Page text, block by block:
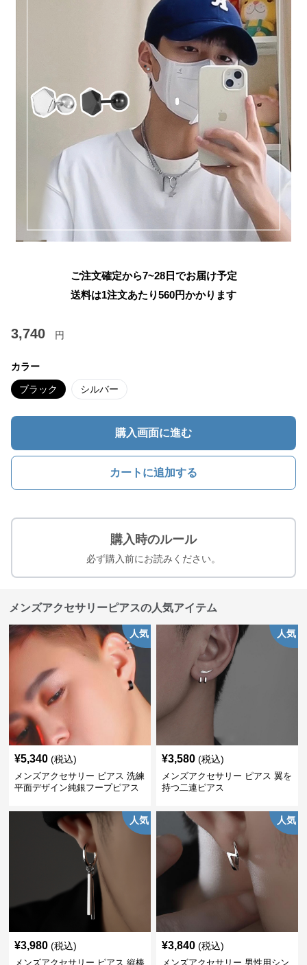
ご注文確定から7~28日でお届け予定
送料は1注文あたり560円かかります
3,740 円
カラー
ブラック シルバー
購入画面に進む
カートに追加する
購入時のルール
必ず購入前にお読みください。
メンズアクセサリーピアスの人気アイテム
人気
¥5,340 (税込)
メンズアクセサリー ピアス 洗練
平面デザイン純銀フープピアス
人気
¥3,580 (税込)
メンズアクセサリー ピアス 翼を
持つ二連ピアス
人気
¥3,980 (税込)
メンズアクセサリー ピアス 縦棒
人気
¥3,840 (税込)
メンズアクセサリー 男性用シン